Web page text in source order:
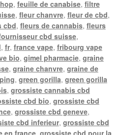
, feuille de canabise, filtre
, fleur chanvre, fleur de cbd,
cbd, fleurs de cannabis, fleurs
cbd suisse,
, fr, france vape, fribourg vape
bio, gimel pharmacie, graine
, graine chanvre, graine de
, green gorilla, green gorilla
, grossiste cannabis cbd
cbd bio, grossiste cbd
, grossiste cbd geneve,
cbd inferieur, grossiste cbd